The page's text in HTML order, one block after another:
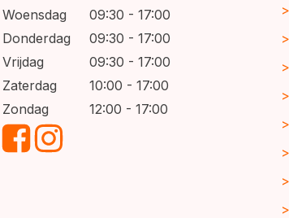
Woensdag
09:30 - 17:00
Donderdag
09:30 - 17:00
Vrijdag
09:30 - 17:00
Zaterdag
10:00 - 17:00
Zondag
12:00 - 17:00